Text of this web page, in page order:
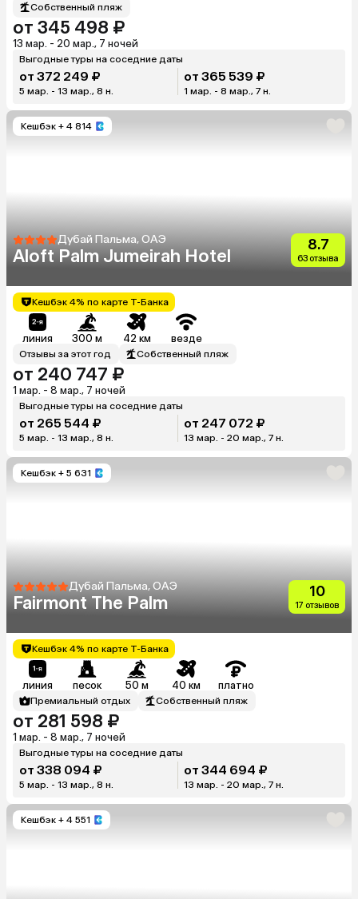
Собственный пляж
от 345 498 ₽
13 мар. - 20 мар., 7 ночей
Выгодные туры на соседние даты
от 372 249 ₽
5 мар. - 13 мар., 8 н.
от 365 539 ₽
1 мар. - 8 мар., 7 н.
Кешбэк + 4 814
Дубай Пальма, ОАЭ
Aloft Palm Jumeirah Hotel
8.7
63 отзыва
Кешбэк 4% по карте Т-Банка
линия 300 м 42 км везде
Отзывы за этот год Собственный пляж
от 240 747 ₽
1 мар. - 8 мар., 7 ночей
Выгодные туры на соседние даты
от 265 544 ₽
5 мар. - 13 мар., 8 н.
от 247 072 ₽
13 мар. - 20 мар., 7 н.
Кешбэк + 5 631
Дубай Пальма, ОАЭ
Fairmont The Palm
10
17 отзывов
Кешбэк 4% по карте Т-Банка
линия песок 50 м 40 км платно
Премиальный отдых Собственный пляж
от 281 598 ₽
1 мар. - 8 мар., 7 ночей
Выгодные туры на соседние даты
от 338 094 ₽
5 мар. - 13 мар., 8 н.
от 344 694 ₽
13 мар. - 20 мар., 7 н.
Кешбэк + 4 551